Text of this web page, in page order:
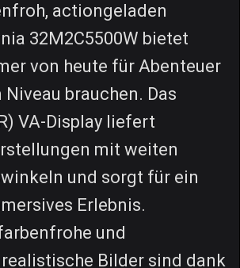
actiongeladen
32M2C5500W bietet
von heute für Abenteuer
brauchen. Das
VA-Display liefert
mit weiten
und sorgt für ein
Erlebnis.
und
Bilder sind dank